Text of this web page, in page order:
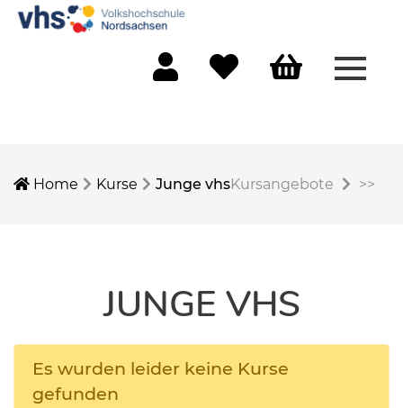
Home Kurse Junge vhsKursangebote >>
JUNGE VHS
Es wurden leider keine Kurse
gefunden